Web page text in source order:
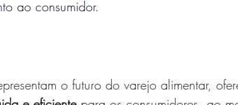
ao consumidor.
o futuro do varejo alimentar,